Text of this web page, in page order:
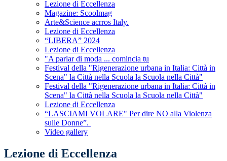
Lezione di Eccellenza
Magazine: Scoolmag
Arte&Science acrros Italy.
Lezione di Eccellenza
“LIBERA” 2024
Lezione di Eccellenza
"A parlar di moda ... comincia tu
Festival della "Rigenerazione urbana in Italia: Città in
Scena" la Città nella Scuola la Scuola nella Città"
Festival della "Rigenerazione urbana in Italia: Città in
Scena" la Città nella Scuola la Scuola nella Città"
Lezione di Eccellenza
“LASCIAMI VOLARE" Per dire NO alla Violenza
sulle Donne”.
Video gallery
Lezione di Eccellenza